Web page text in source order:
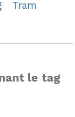
Tram
le tag